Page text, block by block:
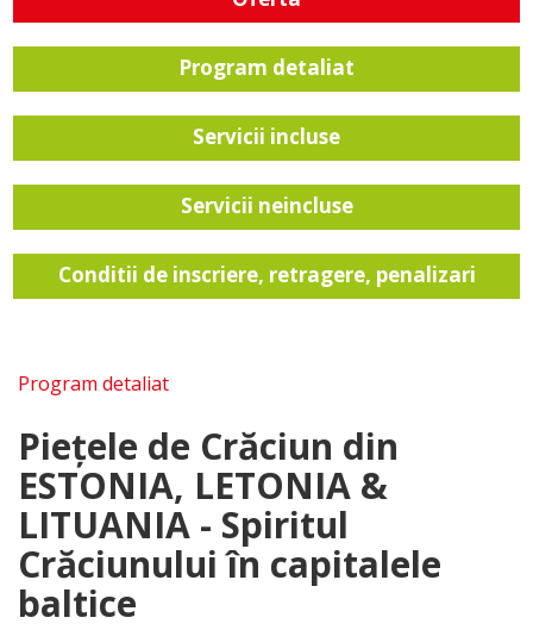
Program detaliat
Servicii incluse
Servicii neincluse
Conditii de inscriere, retragere, penalizari
Program detaliat
Piețele de Crăciun din
ESTONIA, LETONIA &
LITUANIA - Spiritul
Crăciunului în capitalele
baltice